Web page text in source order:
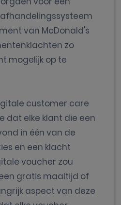
van McDonald's
zo
mogelijk op te
customer care
dat elke klant die een
in één van de
en een klacht
voucher zou
gratis maaltijd of
aspect van deze